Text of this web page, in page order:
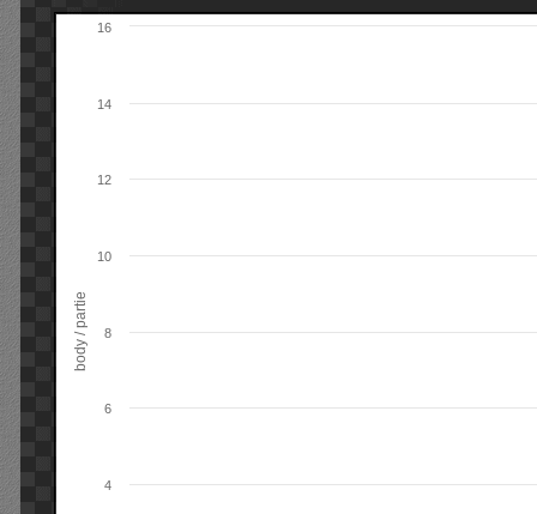
body / partie
4
6
8
10
12
14
16